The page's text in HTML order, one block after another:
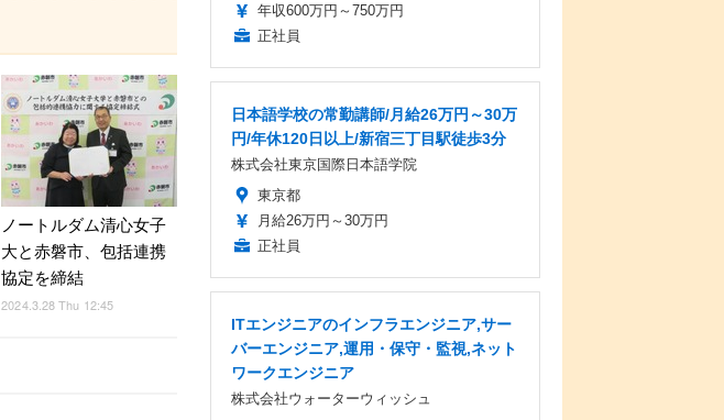
ノートルダム清心女子
大と赤磐市、包括連携
協定を締結
2024.3.28 Thu 12:45
年収600万円～750万円
正社員
日本語学校の常勤講師/月給26万円～30万
円/年休120日以上/新宿三丁目駅徒歩3分
株式会社東京国際日本語学院
東京都
月給26万円～30万円
正社員
ITエンジニアのインフラエンジニア,サー
バーエンジニア,運用・保守・監視,ネット
ワークエンジニア
株式会社ウォーターウィッシュ